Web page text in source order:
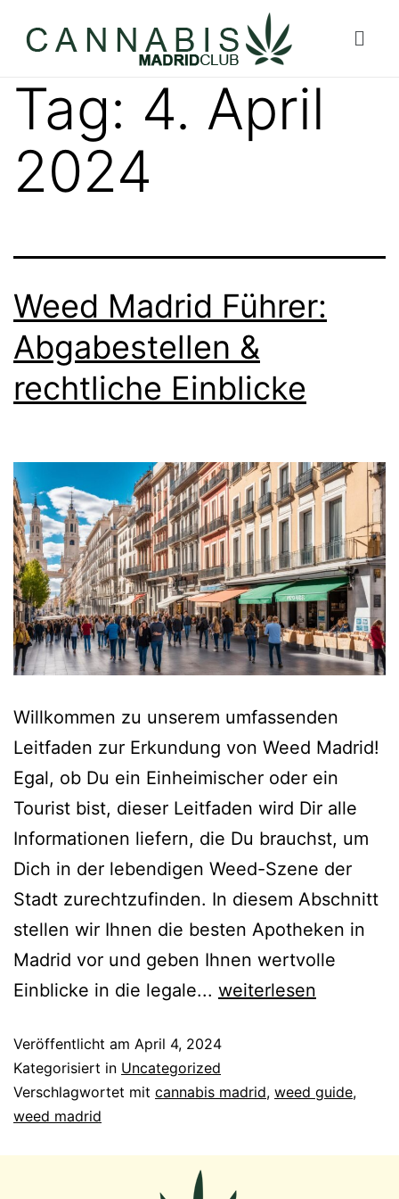
Tag: 4. April
2024
Weed Madrid Führer:
Abgabestellen &
rechtliche Einblicke
Willkommen zu unserem umfassenden
Leitfaden zur Erkundung von Weed Madrid!
Egal, ob Du ein Einheimischer oder ein
Tourist bist, dieser Leitfaden wird Dir alle
Informationen liefern, die Du brauchst, um
Dich in der lebendigen Weed-Szene der
Stadt zurechtzufinden. In diesem Abschnitt
stellen wir Ihnen die besten Apotheken in
Madrid vor und geben Ihnen wertvolle
Einblicke in die legale... weiterlesen
Veröffentlicht am April 4, 2024
Kategorisiert in Uncategorized
Verschlagwortet mit cannabis madrid, weed guide,
weed madrid